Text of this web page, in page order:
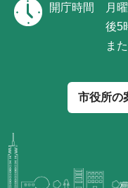
開庁時間
月
後5
ま
市役所の